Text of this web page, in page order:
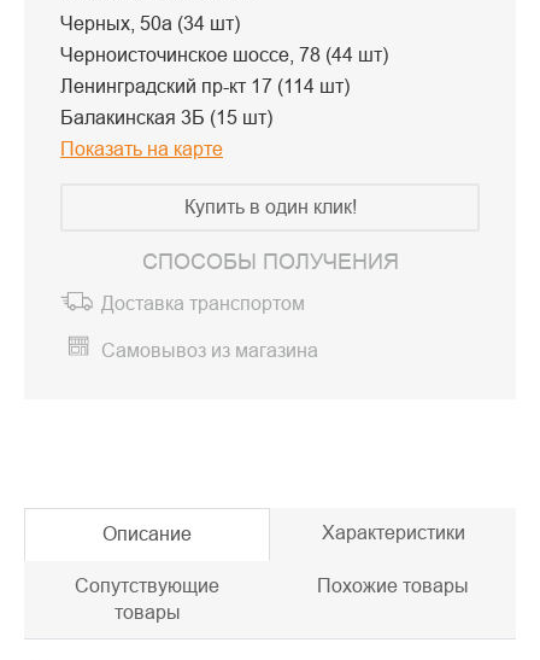
Черных, 50а (34 шт)
Черноисточинское шоссе, 78 (44 шт)
Ленинградский пр-кт 17 (114 шт)
Балакинская 3Б (15 шт)
Показать на карте
Купить в один клик!
СПОСОБЫ ПОЛУЧЕНИЯ
Доставка транспортом
Самовывоз из магазина
Описание Характеристики
Сопутствующие
товары
Похожие товары